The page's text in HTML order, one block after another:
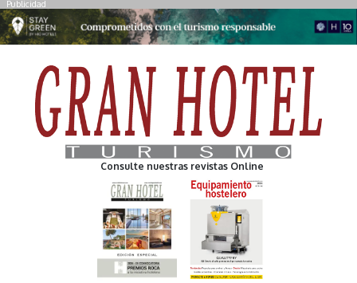
Publicidad
Consulte nuestras revistas Online